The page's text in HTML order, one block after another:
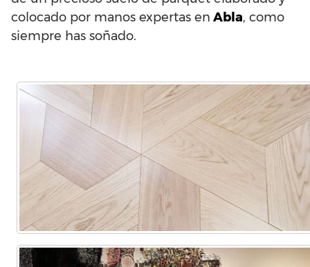
colocado por manos expertas en Abla, como
siempre has soñado.